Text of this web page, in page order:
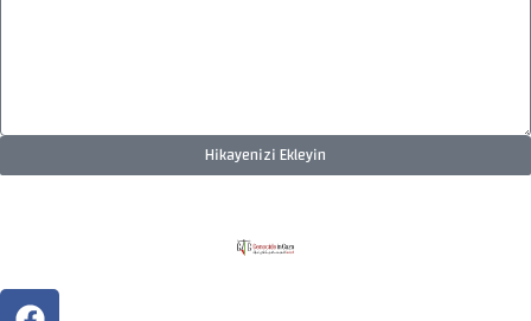
Hikayenizi Ekleyin